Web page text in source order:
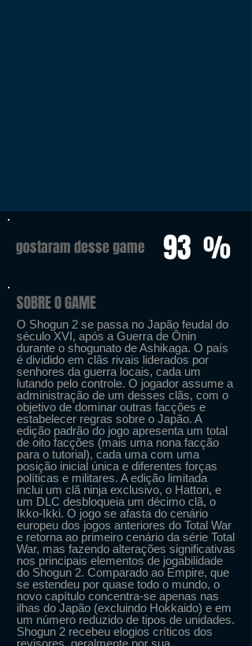
gostaram desse game 93 %
SOBRE O GAME
O Shogun 2 se passa no Japão feudal do
século XVI, após a Guerra de Ōnin
durante o shogunato de Ashikaga. O país
é dividido em clãs rivais liderados por
senhores da guerra locais, cada um
lutando pelo controle. O jogador assume a
administração de um desses clãs, com o
objetivo de dominar outras facções e
estabelecer regras sobre o Japão. A
edição padrão do jogo apresenta um total
de oito facções (mais uma nona facção
para o tutorial), cada uma com uma
posição inicial única e diferentes forças
políticas e militares. A edição limitada
inclui um clã ninja exclusivo, o Hattori, e
um DLC desbloqueia um décimo clã, o
Ikko-Ikki. O jogo se afasta do cenário
europeu dos jogos anteriores do Total War
e retorna ao primeiro cenário da série Total
War, mas fazendo alterações significativas
nos principais elementos de jogabilidade
do Shogun 2. Comparado ao Empire, que
se estendeu por quase todo o mundo, o
novo capítulo concentra-se apenas nas
ilhas do Japão (excluindo Hokkaido) e em
um número reduzido de tipos de unidades.
Shogun 2 recebeu elogios críticos dos
revisores, geralmente por sua